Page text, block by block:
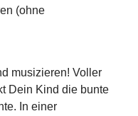
(ohne
musizieren! Voller
Dein Kind die bunte
In einer